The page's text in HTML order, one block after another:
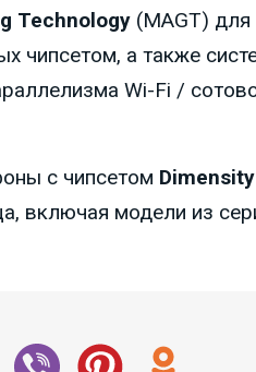
Technology (MAGT)
чипсетом, а также
Wi-Fi /
с чипсетом
включая модели из